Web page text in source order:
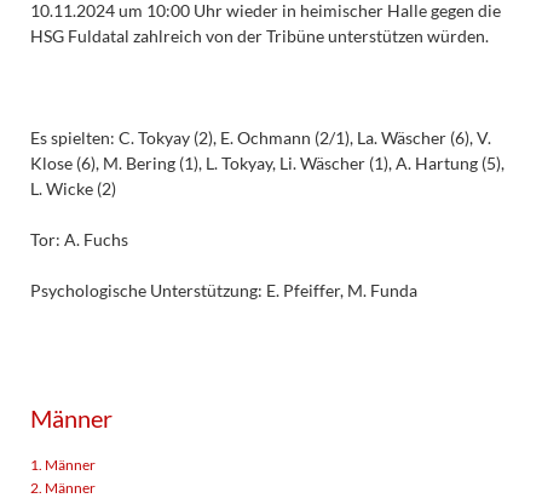
10.11.2024 um 10:00 Uhr wieder in heimischer Halle gegen die
HSG Fuldatal zahlreich von der Tribüne unterstützen würden.
Es spielten: C. Tokyay (2), E. Ochmann (2/1), La. Wäscher (6), V.
Klose (6), M. Bering (1), L. Tokyay, Li. Wäscher (1), A. Hartung (5),
L. Wicke (2)
Tor: A. Fuchs
Psychologische Unterstützung: E. Pfeiffer, M. Funda
Männer
1. Männer
2. Männer